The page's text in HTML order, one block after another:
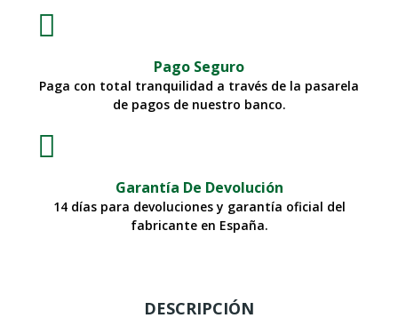
Pago Seguro
Paga con total tranquilidad a través de la pasarela
de pagos de nuestro banco.
Garantía De Devolución
14 días para devoluciones y garantía oficial del
fabricante en España.
DESCRIPCIÓN